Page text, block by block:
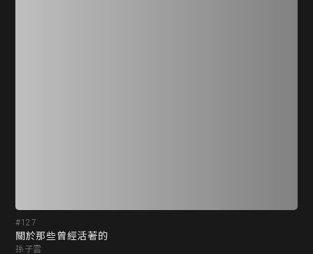
#127
關於那些曾經活著的
孫子雲